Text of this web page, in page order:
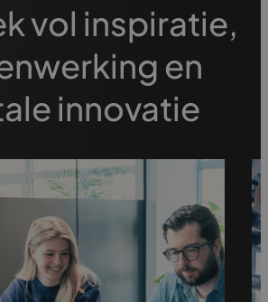
vol inspiratie,
en
innovatie